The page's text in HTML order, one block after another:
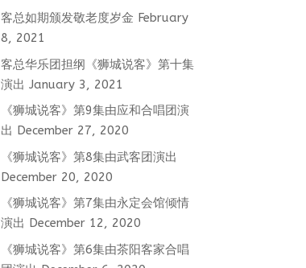
客总如期颁发敬老度岁金 February
8, 2021
客总华乐团担纲《狮城说客》第十集
演出 January 3, 2021
《狮城说客》第9集由应和合唱团演
出 December 27, 2020
《狮城说客》第8集由武客团演出
December 20, 2020
《狮城说客》第7集由永定会馆倾情
演出 December 12, 2020
《狮城说客》第6集由茶阳客家合唱